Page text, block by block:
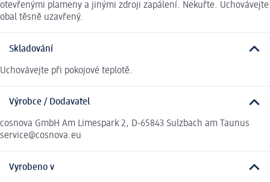
otevřenými plameny a jinými zdroji zapálení. Nekuřte. Uchovávejte
obal těsně uzavřený.
Skladování
Uchovávejte při pokojové teplotě.
Výrobce / Dodavatel
cosnova GmbH Am Limespark 2, D-65843 Sulzbach am Taunus
service@cosnova.eu
Vyrobeno v